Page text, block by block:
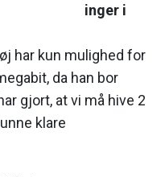
inger i
har kun mulighed for
da han bor
gjort, at vi må hive 2
klare